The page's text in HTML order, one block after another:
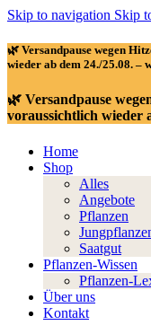
Skip to navigation Skip
🌿 Versandpause wegen
wieder ab dem 24./25.08. –
🌿 Versandpause
voraussichtlich wieder
Home
Shop
Alles
Angebote
Pflanzen
Saatgut
Pflanzen-Wissen
Pflanzen-
Über uns
Kontakt